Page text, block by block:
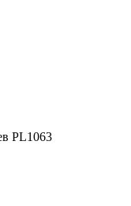
PL1063